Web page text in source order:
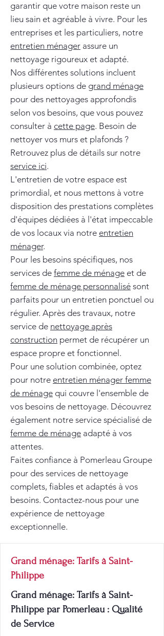
garantir que votre maison reste un
lieu sain et agréable à vivre. Pour les
entreprises et les particuliers, notre
entretien ménager assure un
nettoyage rigoureux et adapté.
Nos différentes solutions incluent
plusieurs options de grand ménage
pour des nettoyages approfondis
selon vos besoins, que vous pouvez
consulter à cette page. Besoin de
nettoyer vos murs et plafonds ?
Retrouvez plus de détails sur notre
service ici.
L'entretien de votre espace est
primordial, et nous mettons à votre
disposition des prestations complètes
d'équipes dédiées à l'état impeccable
de vos locaux via notre entretien
ménager.
Pour les besoins spécifiques, nos
services de femme de ménage et de
femme de ménage personnalisé sont
parfaits pour un entretien ponctuel ou
régulier. Après des travaux, notre
service de nettoyage après
construction permet de récupérer un
espace propre et fonctionnel.
Pour une solution combinée, optez
pour notre entretien ménager femme
de ménage qui couvre l'ensemble de
vos besoins de nettoyage. Découvrez
également notre service spécialisé de
femme de ménage adapté à vos
attentes.
Faites confiance à Pomerleau Groupe
pour des services de nettoyage
complets, fiables et adaptés à vos
besoins. Contactez-nous pour une
expérience de nettoyage
exceptionnelle.
Grand ménage: Tarifs à Saint-
Philippe
Grand ménage: Tarifs à Saint-
Philippe par Pomerleau : Qualité
de Service